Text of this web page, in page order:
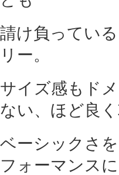
請け負ってい
リー。
サイズ感もド
ない、ほど良
ベーシックさ
フォーマンス